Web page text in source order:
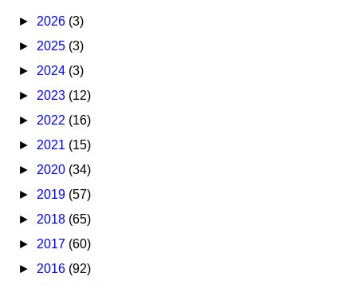
► 2026 (3)
► 2025 (3)
► 2024 (3)
► 2023 (12)
► 2022 (16)
► 2021 (15)
► 2020 (34)
► 2019 (57)
► 2018 (65)
► 2017 (60)
► 2016 (92)